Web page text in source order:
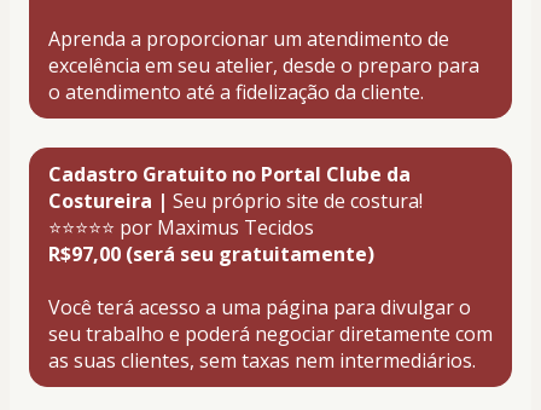
Aprenda a proporcionar um atendimento de
excelência em seu atelier, desde o preparo para
o atendimento até a fidelização da cliente.
Cadastro Gratuito no Portal Clube da
Costureira | Seu próprio site de costura!
⭐⭐⭐⭐⭐ por Maximus Tecidos
R$97,00 (será seu gratuitamente)
Você terá acesso a uma página para divulgar o
seu trabalho e poderá negociar diretamente com
as suas clientes, sem taxas nem intermediários.